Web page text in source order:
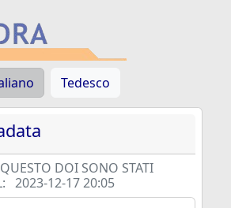
Tedesco
DOI SONO STATI
2023-12-17 20:05